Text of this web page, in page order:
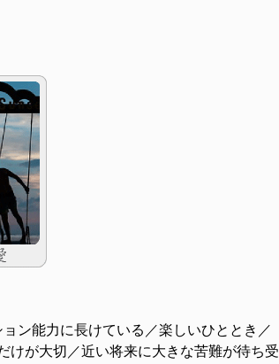
ン能力に長けている／楽しいひととき／
けが大切／近い将来に大きな苦難が待ち受